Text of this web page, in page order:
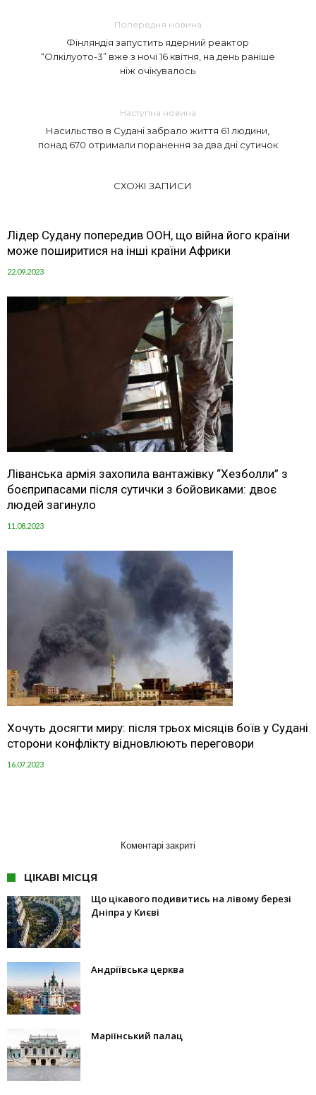
Попередня новина
Фінляндія запустить ядерний реактор
“Олкілуото-3” вже з ночі 16 квітня, на день раніше
ніж очікувалось
Наступна новина
Насильство в Судані забрало життя 61 людини,
понад 670 отримали поранення за два дні сутичок
СХОЖІ ЗАПИСИ
Лідер Судану попередив ООН, що війна його країни
може поширитися на інші країни Африки
22.09.2023
Ліванська армія захопила вантажівку “Хезболли” з
боєприпасами після сутички з бойовиками: двоє
людей загинуло
11.08.2023
Хочуть досягти миру: після трьох місяців боїв у Судані
сторони конфлікту відновлюють переговори
16.07.2023
Коментарі закриті
ЦІКАВІ МІСЦЯ
Що цікавого подивитись на лівому березі
Дніпра у Києві
Андріївська церква
Маріїнський палац